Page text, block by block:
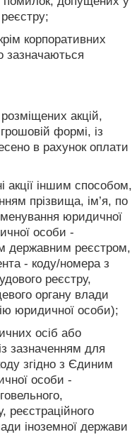
корпоративних
зазначаються
розміщених акцій,
формі, із
в рахунок оплати
акції іншим способом,
прізвища, ім’я, по
юридичної
особи -
державним реєстром,
- коду/номера з
реєстру,
органу влади
юридичної особи);
осіб або
зазначенням для
згідно з Єдиним
особи -
реєстраційного
іноземної держави